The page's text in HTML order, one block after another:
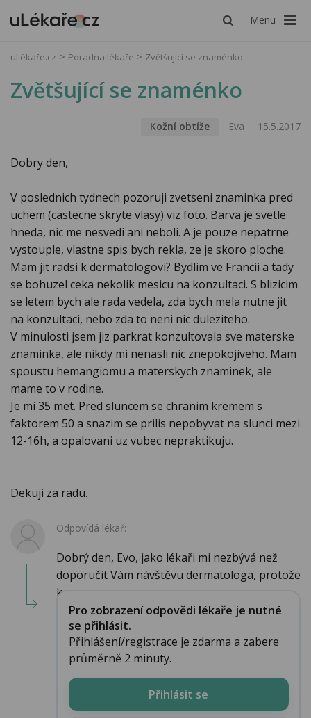
Menu
uLékaře.cz Poradna lékaře Zvětšující se znaménko
Zvětšující se znaménko
Kožní obtíže Eva 15.5.2017
Dobry den,
V poslednich tydnech pozoruji zvetseni znaminka pred
uchem (castecne skryte vlasy) viz foto. Barva je svetle
hneda, nic me nesvedi ani neboli. A je pouze nepatrne
vystouple, vlastne spis bych rekla, ze je skoro ploche.
Mam jit radsi k dermatologovi? Bydlim ve Francii a tady
se bohuzel ceka nekolik mesicu na konzultaci. S blizicim
se letem bych ale rada vedela, zda bych mela nutne jit
na konzultaci, nebo zda to neni nic duleziteho.
V minulosti jsem jiz parkrat konzultovala sve materske
znaminka, ale nikdy mi nenasli nic znepokojiveho. Mam
spoustu hemangiomu a materskych znaminek, ale
mame to v rodine.
Je mi 35 met. Pred sluncem se chranim kremem s
faktorem 50 a snazim se prilis nepobyvat na slunci mezi
12-16h, a opalovani uz vubec nepraktikuju.
Dekuji za radu.
Odpovídá lékař:
Dobrý den, Evo, jako lékaři mi nezbývá než
doporučit Vám návštěvu dermatologa, protože
k...
Pro zobrazení odpovědi lékaře je nutné
se přihlásit.
Přihlášení/registrace je zdarma a zabere
průměrně 2 minuty.
Přihlásit se